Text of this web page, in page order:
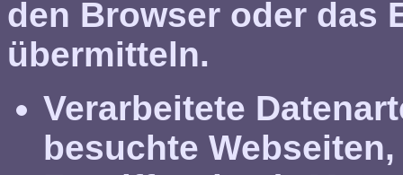
den Browser oder das
übermitteln.
Verarbeitete
besuchte